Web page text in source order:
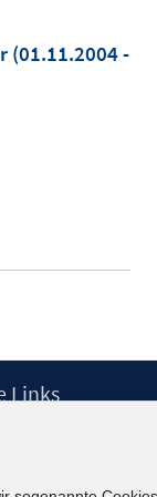
(01.11.2004 -
Links
Barrierefreiheit